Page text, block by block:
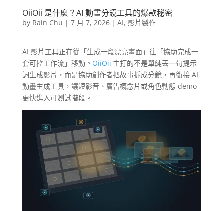
OiiOii 是什麼？AI 動畫分鏡工具的爆款秘密
by Rain Chu | 7 月 7, 2026| AI, 影片製作
AI 影片工具正在從「生成一段漂亮畫面」往「協助完成一
套可控工作流」移動。 OiiOii 主打的不是單純丟一句提示
詞生成影片，而是協助創作者把故事拆成分鏡，再銜接 AI
動畫生成工具，讓短影音、廣告概念片或角色動態 demo
更快進入可測試階段。